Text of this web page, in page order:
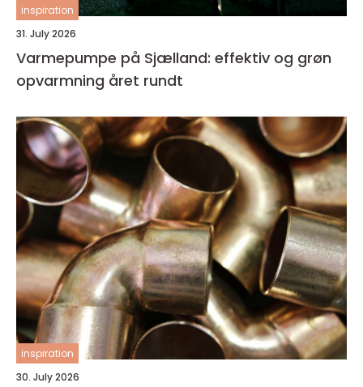
inspiration
31. July 2026
Varmepumpe på Sjælland: effektiv og grøn
opvarmning året rundt
inspiration
30. July 2026